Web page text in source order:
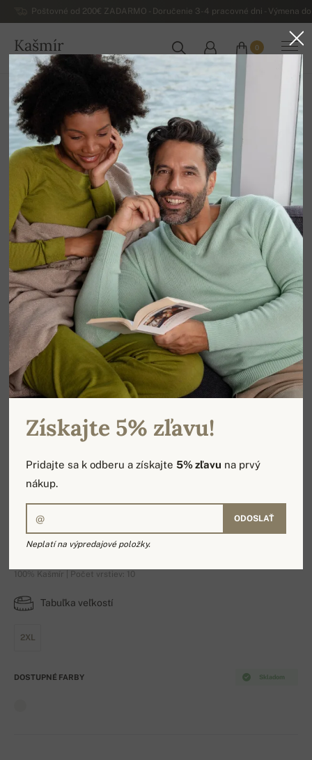
Poštovné od 200€ ZADARMO - Doručenie 3-4 pracovné dni - Výmena
Kašmír
SLOVENSKO
0
Domov Luxusné pánske kašmírové svetre
Artemi
100% Kašmír | Počet vrstiev: 10
Tabuľka veľkostí
2XL
Skladom
DOSTUPNÉ FARBY
Získajte 5% zľavu!
Pridajte sa k odberu a získajte5% zľavu na prvý
nákup.
ODOSLAŤ
Neplatí na výpredajové položky.